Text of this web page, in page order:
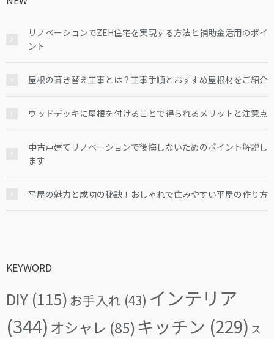
リノベーションでZEH住宅を実現する方法と補助金活用のポイ
ント
屋根の葺き替え工事とは？工事手順とおすすめ屋根材をご紹介
ウッドデッキに屋根を付けることで得られるメリットと注意点
中古戸建てリノベーションで後悔しないためのポイント解説し
ます
平屋の魅力と成功の秘訣！おしゃれで住みやすい平屋の作り方
KEYWORD
DIY (115) お手入れ (43) インテリア
(344) オシャレ (85) キッチン (229) ス